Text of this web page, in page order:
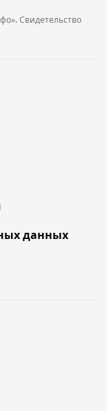
Cвидетельство
данных